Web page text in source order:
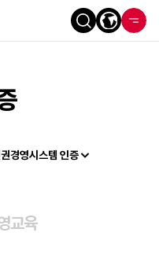
경영시스템 인증
교육